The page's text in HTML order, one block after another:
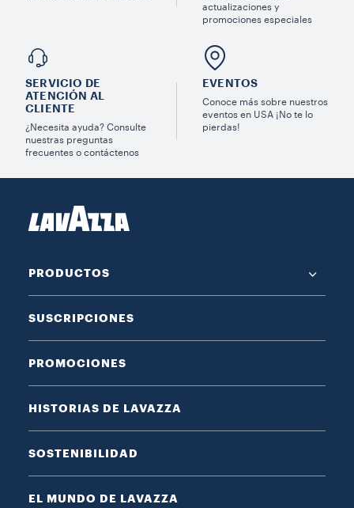
actualizaciones y
promociones especiales
SERVICIO DE
ATENCIÓN AL
CLIENTE
¿Necesita ayuda? Consulte
nuestras preguntas
frecuentes o contáctenos
EVENTOS
Conoce más sobre nuestros
eventos en USA ¡No te lo
pierdas!
PRODUCTOS
SUSCRIPCIONES
PROMOCIONES
HISTORIAS DE LAVAZZA
SOSTENIBILIDAD
EL MUNDO DE LAVAZZA